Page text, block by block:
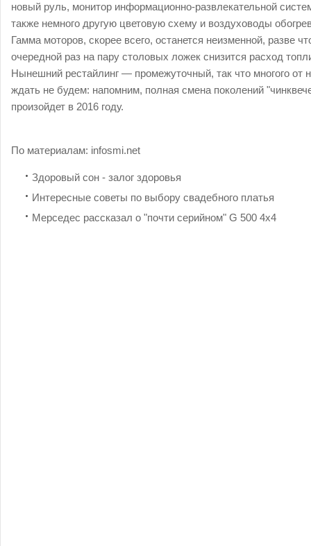
новый руль, монитор информационно-развлекательной
также немного другую цветовую схему и воздуховоды
Гамма моторов, скорее всего, останется неизменной, разве
очередной раз на пару столовых ложек снизится расход
Нынешний рестайлинг — промежуточный, так что многого от
ждать не будем: напомним, полная смена поколений
произойдет в 2016 году.
По материалам: infosmi.net
Здоровый сон - залог здоровья
Интересные советы по выбору свадебного платья
Мерседес рассказал о "почти серийном" G 500 4x4